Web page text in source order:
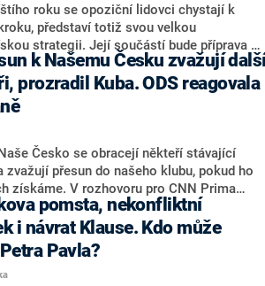
roku se opoziční lidovci chystají k
představí totiž svou velkou
strategii. Její součástí bude příprava na
řekl ve středu na setkání s novináři
lidovců Jan Grolich. Ten zároveň v
volbách kandiduje ve Vyškově. Popsal i
o níž vládní strany nebo političtí
mluví jako o slabé a v defenzivě. „Je to
upozorňovat na chyby vlády. Ministři s
nechodí do debat. Chceme ale ukazovat
odpověděl Grolich na dotaz CNN Prima
prozradil Kuba. ODS reagovala
Česko se obracejí někteří stávající
zvažují přesun do našeho klubu, pokud ho
získáme. V rozhovoru pro CNN Prima
řekl zakladatel hnutí a jihočeský hejtman
Konkrétní nebyl, ale získat by takto mohl
senátora Zdeňka Hrabu, který je dnes
ODS a TOP 09. Hraba to na dotaz
Předseda klubu senátorů ODS
i návrat Klause. Kdo může
Pavla?